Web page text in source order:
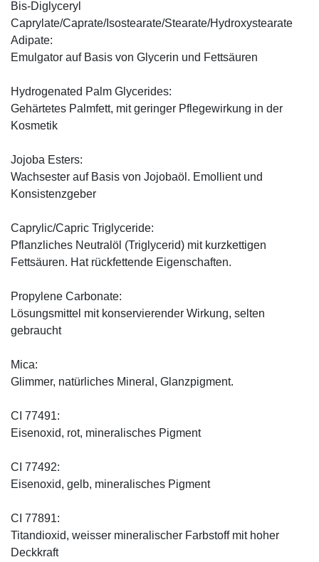
Bis-Diglyceryl
Caprylate/Caprate/Isostearate/Stearate/Hydroxystearate
Adipate:
Emulgator auf Basis von Glycerin und Fettsäuren
Hydrogenated Palm Glycerides:
Gehärtetes Palmfett, mit geringer Pflegewirkung in der
Kosmetik
Jojoba Esters:
Wachsester auf Basis von Jojobaöl. Emollient und
Konsistenzgeber
Caprylic/Capric Triglyceride:
Pflanzliches Neutralöl (Triglycerid) mit kurzkettigen
Fettsäuren. Hat rückfettende Eigenschaften.
Propylene Carbonate:
Lösungsmittel mit konservierender Wirkung, selten
gebraucht
Mica:
Glimmer, natürliches Mineral, Glanzpigment.
CI 77491:
Eisenoxid, rot, mineralisches Pigment
CI 77492:
Eisenoxid, gelb, mineralisches Pigment
CI 77891:
Titandioxid, weisser mineralischer Farbstoff mit hoher
Deckkraft